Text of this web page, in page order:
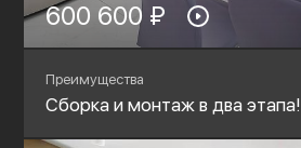
600 600 ₽
Преимущества
Сборка и монтаж в два этапа!